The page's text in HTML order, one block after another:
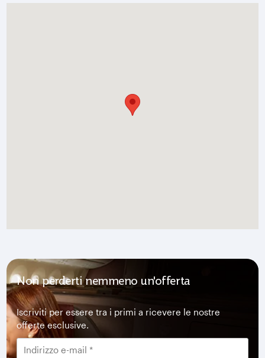
Non perderti nemmeno un'offerta
Iscriviti per essere tra i primi a ricevere le nostre
offerte esclusive.